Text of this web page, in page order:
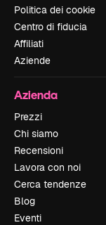
Politica dei cookie
Centro di fiducia
Affiliati
Aziende
Azienda
Prezzi
Chi siamo
Recensioni
Lavora con noi
Cerca tendenze
Blog
Eventi